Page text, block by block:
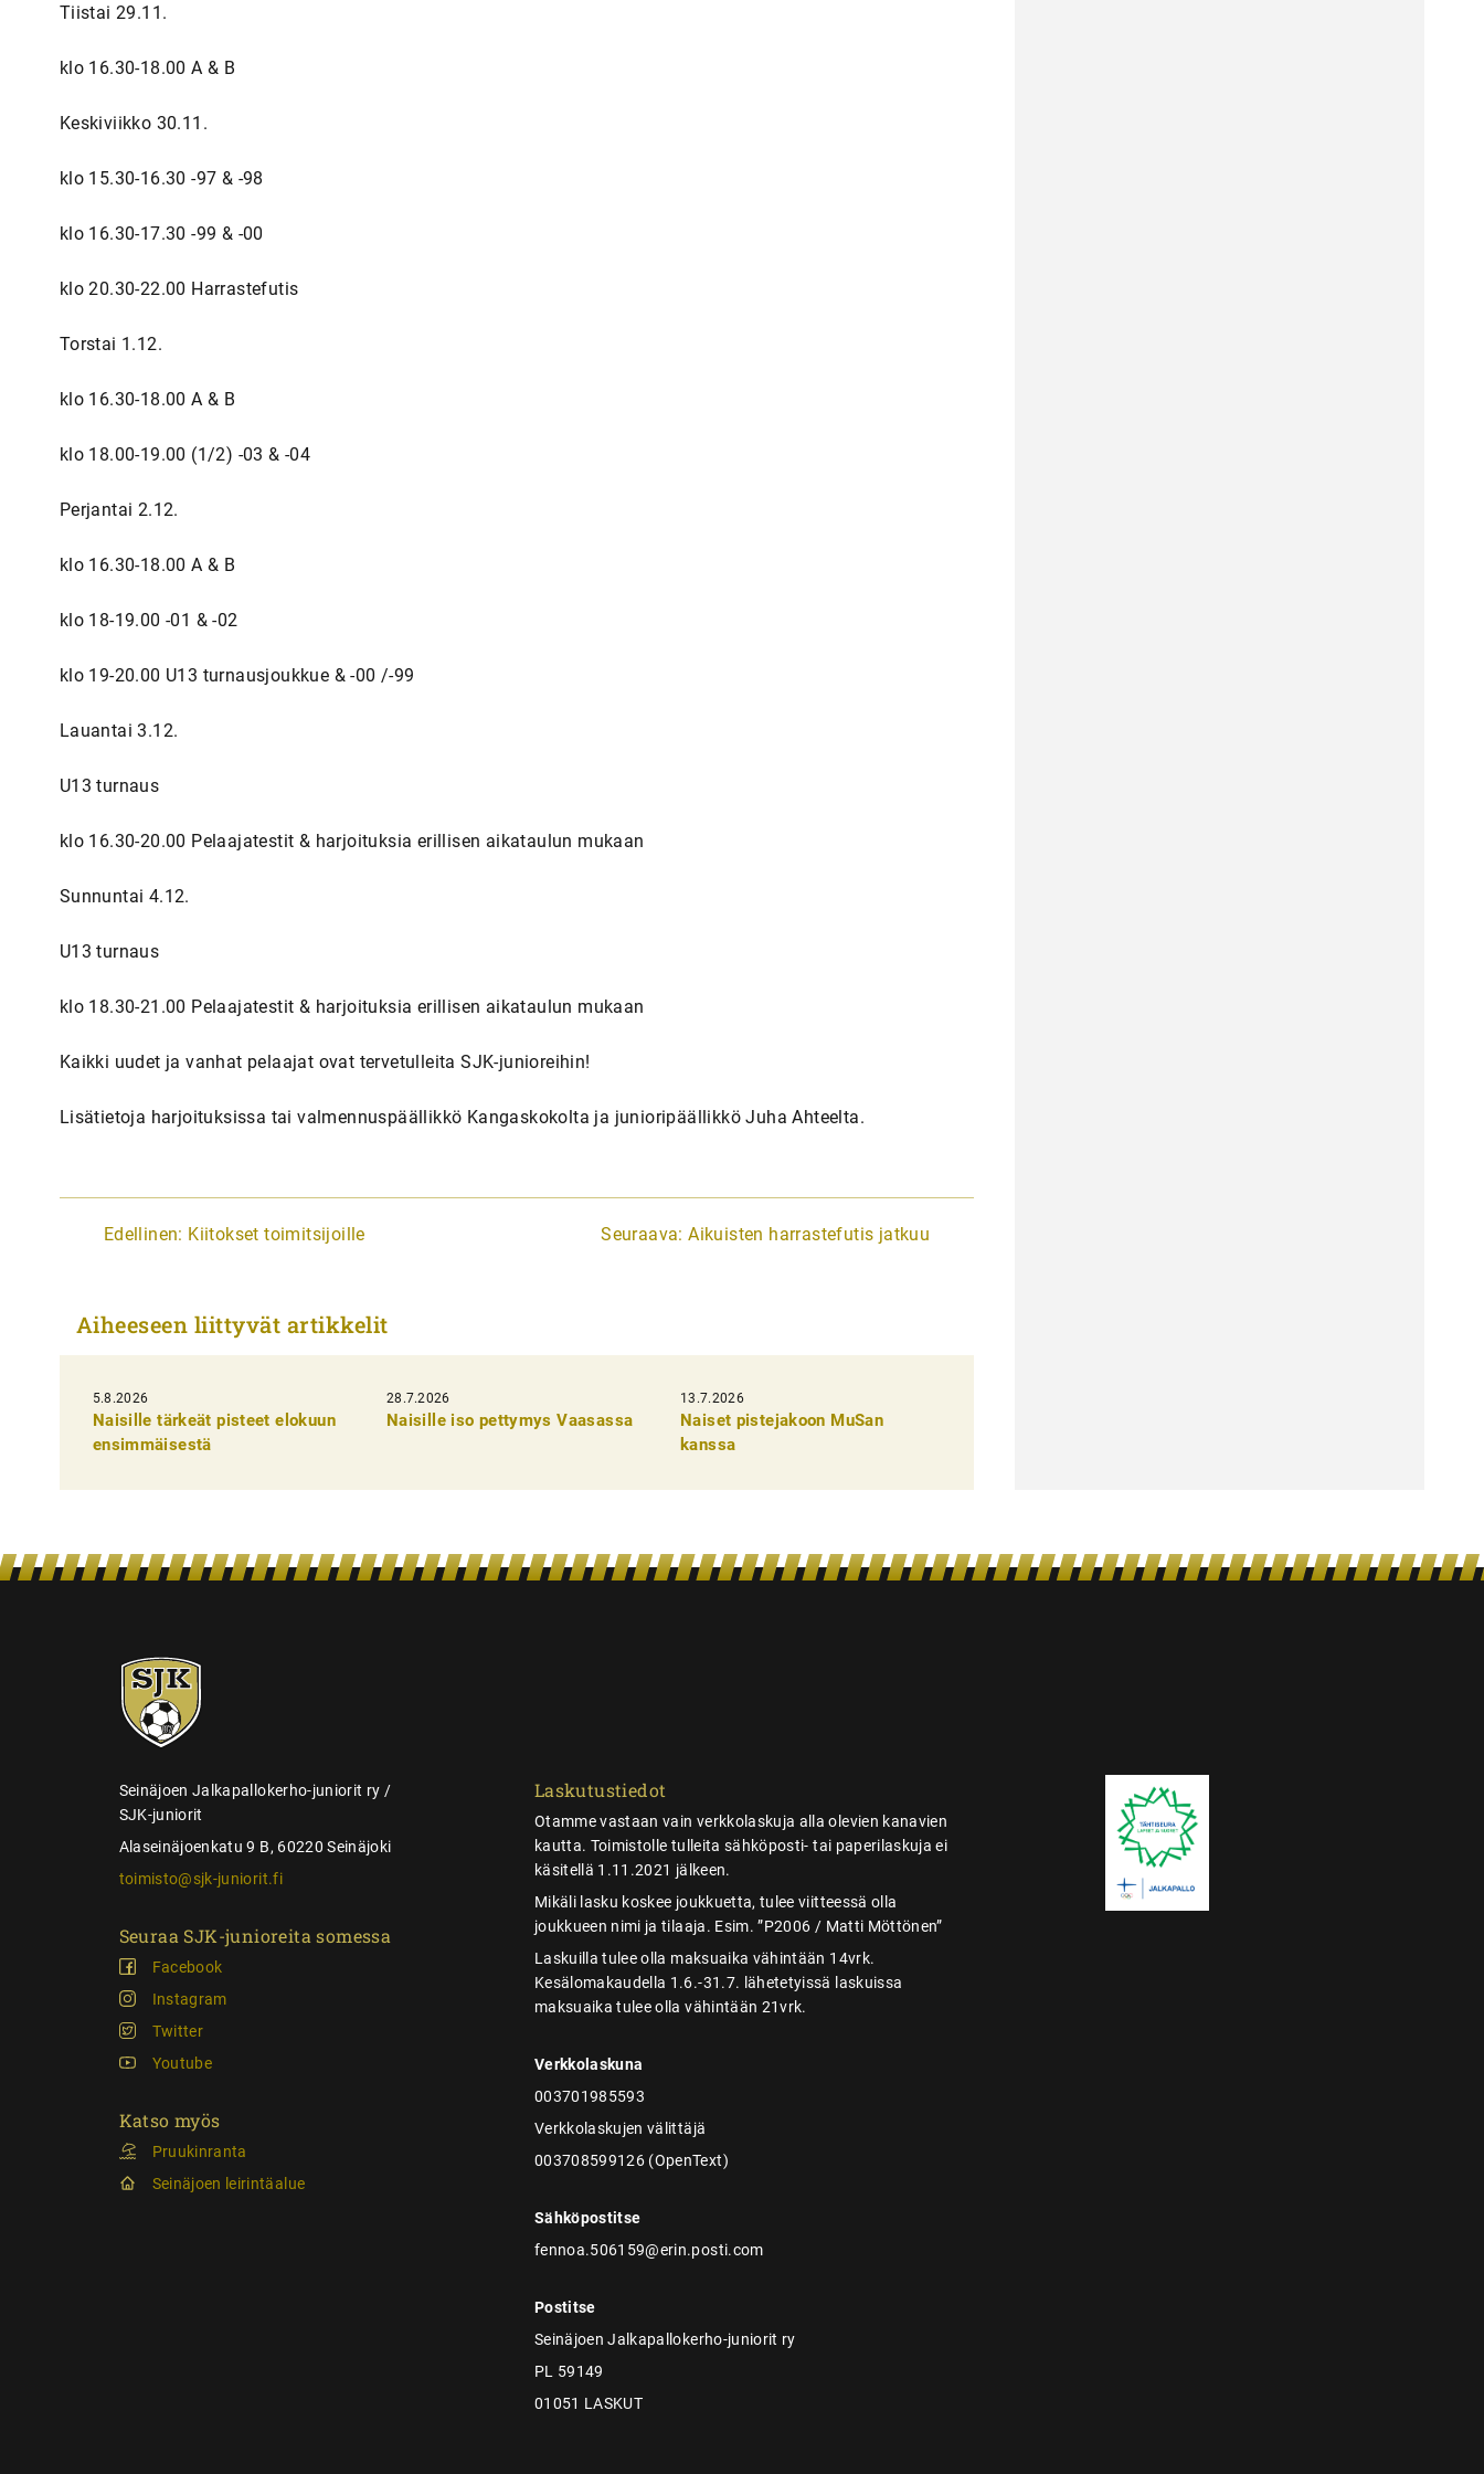
Tiistai 29.11.
klo 16.30-18.00 A & B
Keskiviikko 30.11.
klo 15.30-16.30 -97 & -98
klo 16.30-17.30 -99 & -00
klo 20.30-22.00 Harrastefutis
Torstai 1.12.
klo 16.30-18.00 A & B
klo 18.00-19.00 (1/2) -03 & -04
Perjantai 2.12.
klo 16.30-18.00 A & B
klo 18-19.00 -01 & -02
klo 19-20.00 U13 turnausjoukkue & -00 /-99
Lauantai 3.12.
U13 turnaus
klo 16.30-20.00 Pelaajatestit & harjoituksia erillisen aikataulun mukaan
Sunnuntai 4.12.
U13 turnaus
klo 18.30-21.00 Pelaajatestit & harjoituksia erillisen aikataulun mukaan
Kaikki uudet ja vanhat pelaajat ovat tervetulleita SJK-junioreihin!
Lisätietoja harjoituksissa tai valmennuspäällikkö Kangaskokolta ja junioripäällikkö Juha Ahteelta.
A
i
k
e
n
Edellinen: Kiitokset toimitsijoille Seuraava: Aikuisten harrastefutis jatkuu
Aiheeseen liittyvät artikkelit
5.8.2026
Naisille tärkeät pisteet elokuun
ensimmäisestä
28.7.2026
Naisille iso pettymys Vaasassa
13.7.2026
Naiset pistejakoon MuSan
kanssa
SJK-
juniorit
Seinäjoen Jalkapallokerho-juniorit ry /
SJK-juniorit
Alaseinäjoenkatu 9 B, 60220 Seinäjoki
toimisto@sjk-juniorit.fi
Seuraa SJK-junioreita somessa
Facebook
Instagram
Twitter
Youtube
Katso myös
Pruukinranta
Seinäjoen leirintäalue
Laskutustiedot
Otamme vastaan vain verkkolaskuja alla olevien kanavien
kautta. Toimistolle tulleita sähköposti- tai paperilaskuja ei
käsitellä 1.11.2021 jälkeen.
Mikäli lasku koskee joukkuetta, tulee viitteessä olla
joukkueen nimi ja tilaaja. Esim. ”P2006 / Matti Möttönen”
Laskuilla tulee olla maksuaika vähintään 14vrk.
Kesälomakaudella 1.6.-31.7. lähetetyissä laskuissa
maksuaika tulee olla vähintään 21vrk.
Verkkolaskuna
003701985593
Verkkolaskujen välittäjä
003708599126 (OpenText)
Sähköpostitse
fennoa.506159@erin.posti.com
Postitse
Seinäjoen Jalkapallokerho-juniorit ry
PL 59149
01051 LASKUT